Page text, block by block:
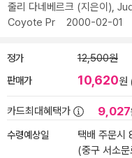
줄리 다네베르크 (지은이),
Coyote Pr
2000-02-01
정가 12,500원
판매가 10,620원
카드최대혜택가 9,027
수령예상일
택배 주문시
(중구 서소